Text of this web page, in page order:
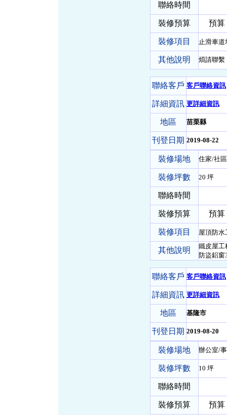
聯絡時間
裝修預算 預算
裝修項目 止滑車
其他說明 煩請聯繫
聯絡客戶 客戶聯絡資訊
詳細資訊 更詳細資訊
地區 苗栗縣
刊登日期 2019-08-22
裝修場地 住家/社
裝修坪數 20 坪
聯絡時間
裝修預算 預算
裝修項目 屋頂防
其他說明
鐵皮屋工
防盜鋁窗
聯絡客戶 客戶聯絡資訊
詳細資訊 更詳細資訊
地區 基隆市
刊登日期 2019-08-20
裝修場地 辦公室/
裝修坪數 10 坪
聯絡時間
裝修預算 預算